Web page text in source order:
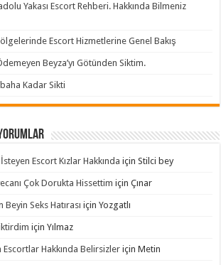
Yakası Escort Rehberi. Hakkında Bilmeniz
Escort Hizmetlerine Genel Bakış
Beyza’yı Götünden Siktim.
Kadar Sikti
Escort Kızlar Hakkında içinStilci bey
Çok Dorukta Hissettim içinÇınar
Seks Hatırası içinYozgatlı
içinYılmaz
Hakkında Belirsizler içinMetin